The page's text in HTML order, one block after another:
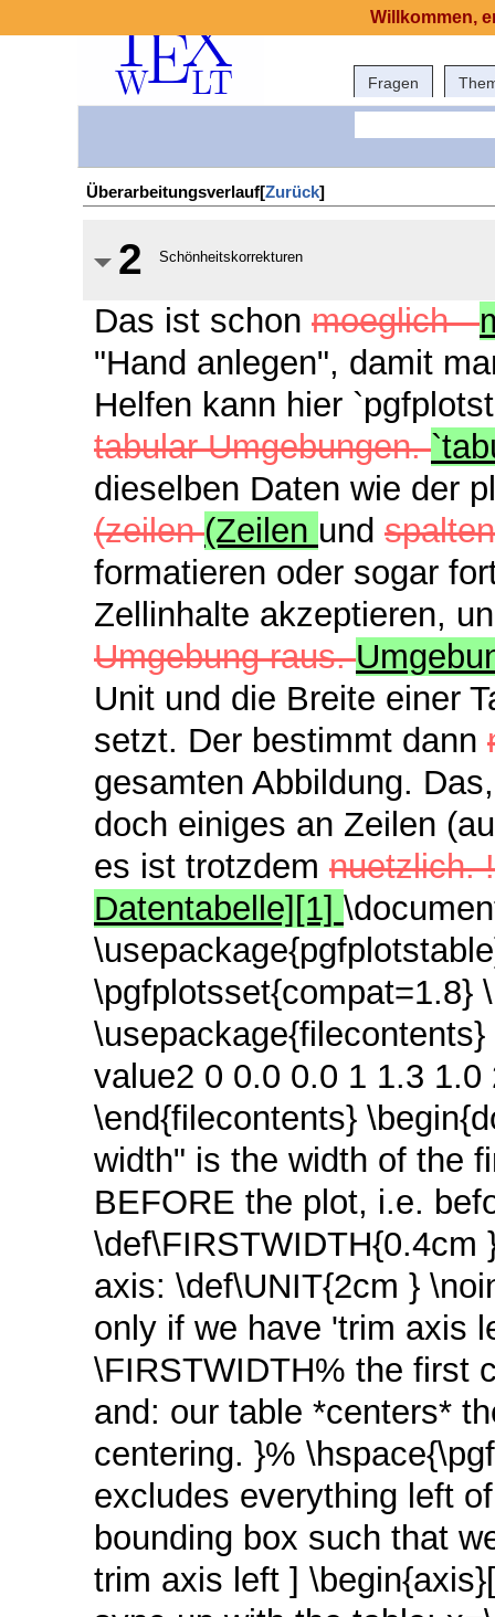
Fragen
Überarbeitungsverlauf[Zurück]
2 Schönheitskorrekturen
Das ist schon moeglich -
"Hand anlegen", damit
Helfen kann hier
tabular Umgebungen.
dieselben Daten wie der
(zeilen(Zeilen und
formatieren oder sogar
Zellinhalte akzeptieren,
Umgebung raus.
Unit und die Breite einer
setzt. Der bestimmt dann
gesamten Abbildung.
doch einiges an Zeilen
es ist trotzdem nuetzlich.
Datentabelle][1]
\pgfplotsset{compat=1.8}
value2 0 0.0 0.0 1 1.3
\end{filecontents}
width" is the width of the
BEFORE the plot, i.e.
\def\FIRSTWIDTH{0.4cm
axis: \def\UNIT{2cm }
only if we have 'trim axis
\FIRSTWIDTH% the first
and: our table *centers*
centering. }%
excludes everything left
bounding box such that
trim axis left ]
Willkommen,